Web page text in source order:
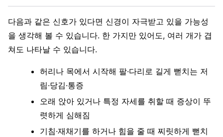
다음과 같은 신호가 있다면 신경이 자극받고 있을 가능성
을 생각해 볼 수 있습니다. 한 가지만 있어도, 여러 개가 겹
쳐도 나타날 수 있습니다.
허리나 목에서 시작해 팔·다리로 길게 뻗치는 저
림·당김·통증
오래 앉아 있거나 특정 자세를 취할 때 증상이 뚜
렷하게 심해짐
기침·재채기를 하거나 힘을 줄 때 찌릿하게 뻗치